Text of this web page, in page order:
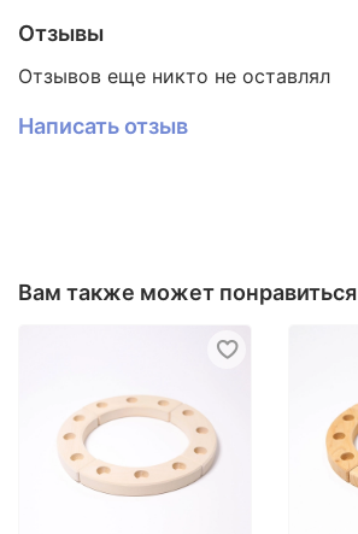
Отзывы
Отзывов еще никто не оставлял
Написать отзыв
Вам также может понравиться